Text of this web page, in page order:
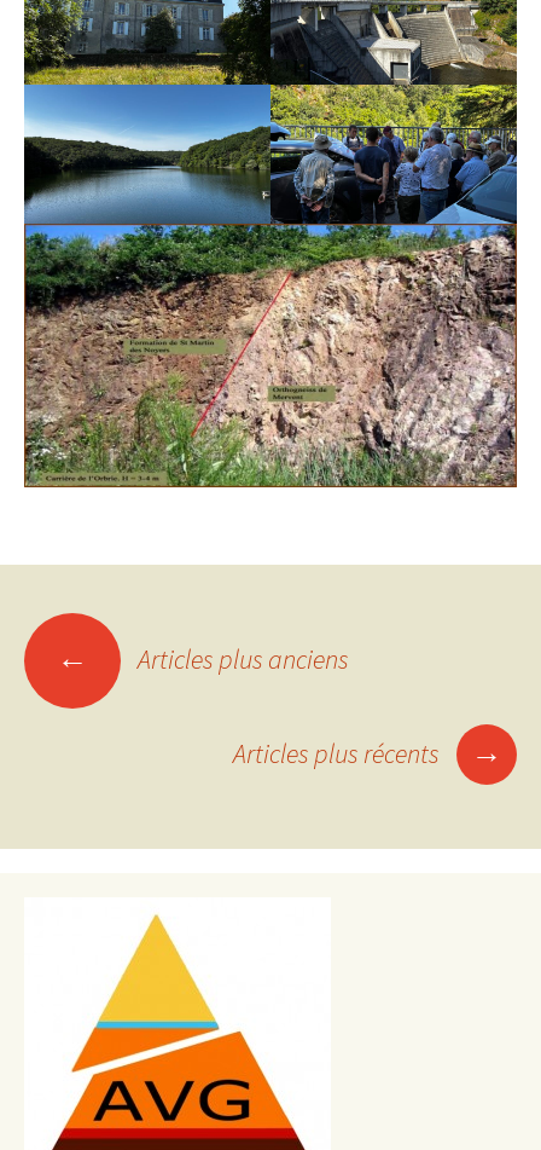
Navigation
des
← Articles plus anciens
Articles plus récents →